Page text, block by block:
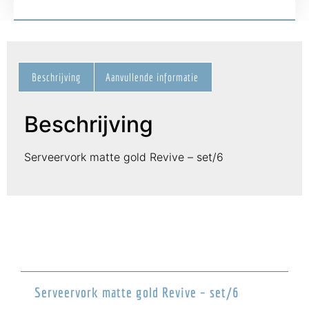
Beschrijving Aanvullende informatie
Beschrijving
Serveervork matte gold Revive – set/6
Serveervork matte gold Revive – set/6